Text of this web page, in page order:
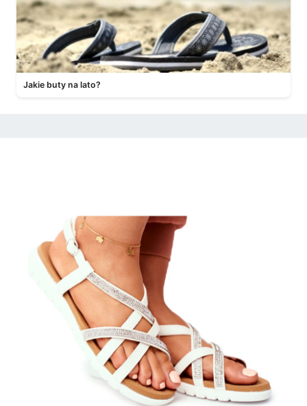
Jakie buty na lato?